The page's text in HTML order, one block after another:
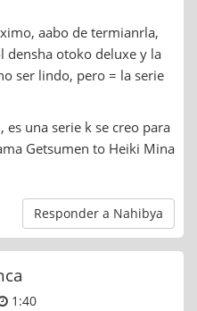
aabo de termianrla,
densha otoko deluxe y la
ser lindo, pero = la serie
es una serie k se creo para
Getsumen to Heiki Mina
Responder a Nahibya
1:40